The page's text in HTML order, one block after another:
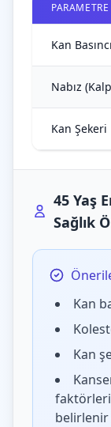
PARAMETRE
Kan Basıncı
Nabız
Kan Şekeri
45 Yaş
Sağlık
Kan
Kan